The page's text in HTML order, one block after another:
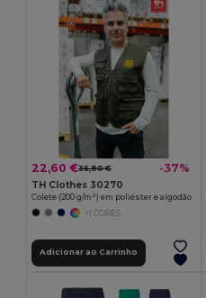
22,60 €35,90 € -37%
TH Clothes 30270
Colete (200 g/m²) em poliéster e algodão
+1 CORES
Adicionar ao Carrinho